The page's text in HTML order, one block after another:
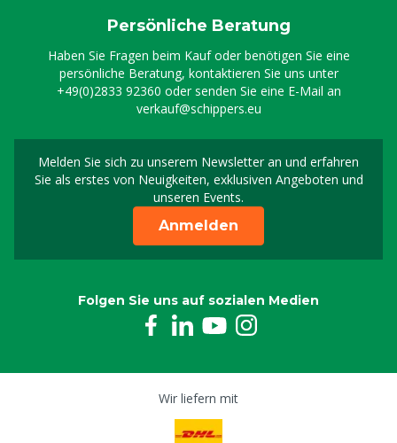
Persönliche Beratung
Haben Sie Fragen beim Kauf oder benötigen Sie eine
persönliche Beratung, kontaktieren Sie uns unter
+49(0)2833 92360 oder senden Sie eine E-Mail an
verkauf@schippers.eu
Melden Sie sich zu unserem Newsletter an und erfahren
Sie als erstes von Neuigkeiten, exklusiven Angeboten und
unseren Events.
Melden Sie sich für
Anmelden
Folgen Sie uns auf sozialen Medien
Wir liefern mit